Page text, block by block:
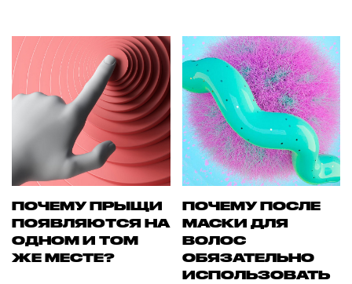
ПОЧЕМУ ПРЫЩИ
ПОЯВЛЯЮТСЯ НА
ОДНОМ И ТОМ
ЖЕ МЕСТЕ?
ПОЧЕМУ ПОСЛЕ
МАСКИ ДЛЯ
ВОЛОС
ОБЯЗАТЕЛЬНО
ИСПОЛЬЗОВАТЬ